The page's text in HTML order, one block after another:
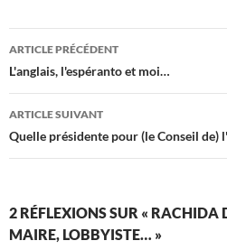
Navigation
des
articles
ARTICLE PRÉCÉDENT
L'anglais, l'espéranto et moi…
ARTICLE SUIVANT
Quelle présidente pour (le Conseil de)
2 RÉFLEXIONS SUR « RACHIDA
MAIRE, LOBBYISTE… »